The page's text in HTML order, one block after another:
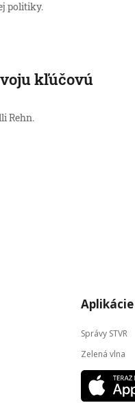
politiky.
kľúčovú
Rehn.
Aplikácie
Správy STVR
Zelená vlna